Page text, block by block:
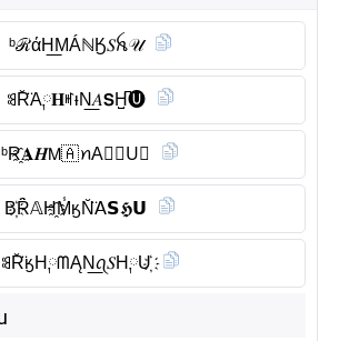
ᵇℛάH͟MÁℕӃ𝑆ꫝ𝒰
ꌃR̆̈A༙𝐇ꎭᵼN͟𝐴𝗦H̺͆🅤︎
ᵇR҈𝐀𝑯𝖬🇦 ꪀA𝗦🄷U⃠
B҉Ȓ̈𝔸H҈M̾ӄN̆̈𝖠𝗦𝕳𝗨
ꌃR̆̈ӄH༙ᗰĄN͟ꪖ𝑆H༙U҉